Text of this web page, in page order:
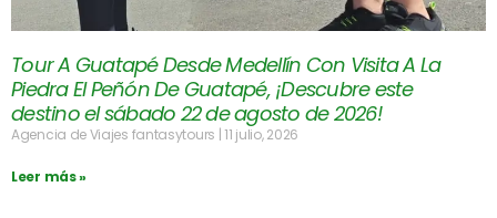
Tour A Guatapé Desde Medellín Con Visita A La
Piedra El Peñón De Guatapé, ¡Descubre este
destino el sábado 22 de agosto de 2026!
Agencia de Viajes fantasytours 11 julio, 2026
Leer más »